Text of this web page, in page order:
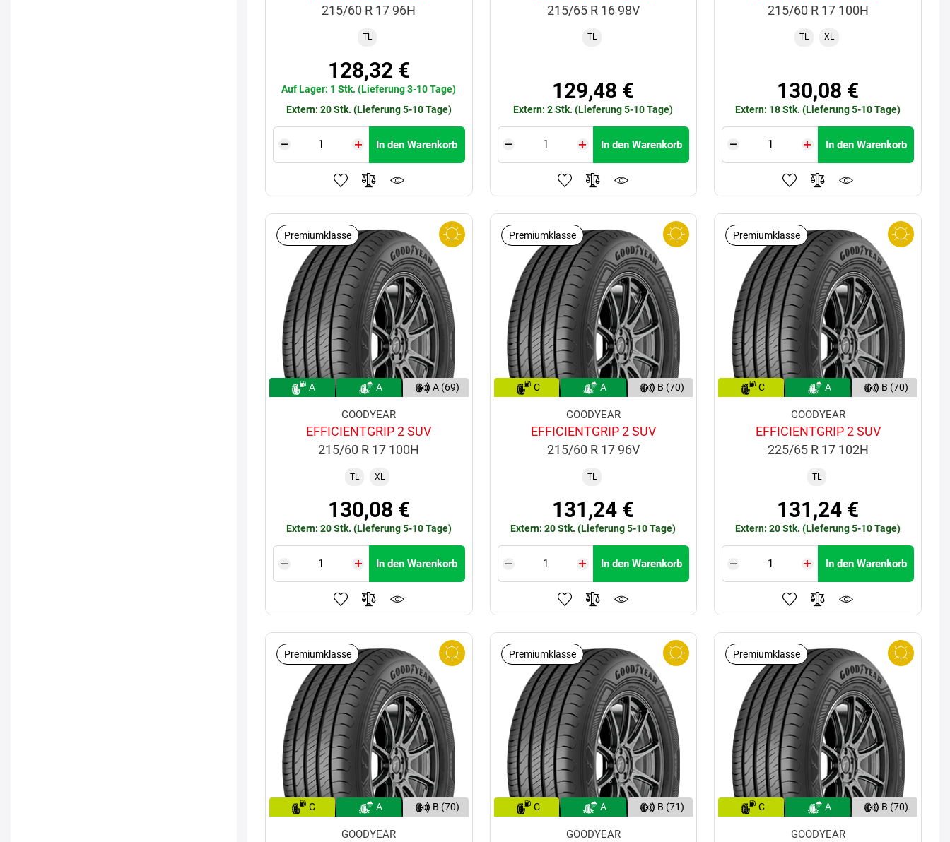
215/60 R 17 96H
TL
128,32 €
Auf Lager: 1 Stk. (Lieferung 3-10 Tage)
Extern: 20 Stk. (Lieferung 5-10 Tage)
In den Warenkorb
215/65 R 16 98V
TL
129,48 €
Extern: 2 Stk. (Lieferung 5-10 Tage)
In den Warenkorb
215/60 R 17 100H
TL XL
130,08 €
Extern: 18 Stk. (Lieferung 5-10 Tage)
In den Warenkorb
Premiumklasse
A A A (69)
GOODYEAR
EFFICIENTGRIP 2 SUV
215/60 R 17 100H
TL XL
130,08 €
Extern: 20 Stk. (Lieferung 5-10 Tage)
In den Warenkorb
Premiumklasse
C A B (70)
GOODYEAR
EFFICIENTGRIP 2 SUV
215/60 R 17 96V
TL
131,24 €
Extern: 20 Stk. (Lieferung 5-10 Tage)
In den Warenkorb
Premiumklasse
C A B (70)
GOODYEAR
EFFICIENTGRIP 2 SUV
225/65 R 17 102H
TL
131,24 €
Extern: 20 Stk. (Lieferung 5-10 Tage)
In den Warenkorb
Premiumklasse
C A B (70)
GOODYEAR
Premiumklasse
C A B (71)
GOODYEAR
Premiumklasse
C A B (70)
GOODYEAR